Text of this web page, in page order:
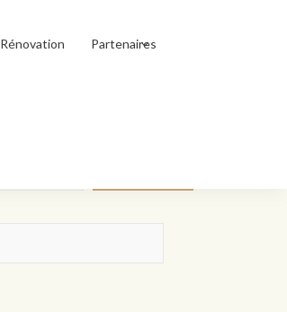
Rénovation Partenaires